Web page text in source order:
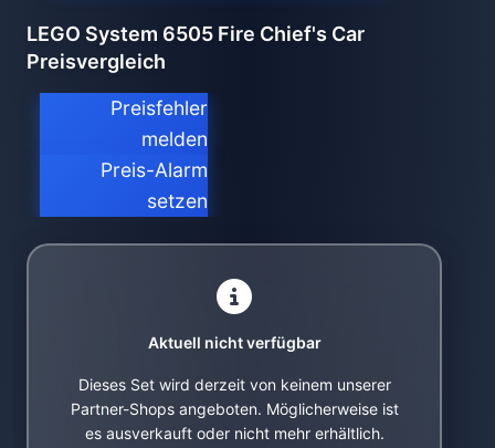
LEGO System 6505 Fire Chief's Car
Preisvergleich
Preisfehler
melden
Preis-Alarm
setzen
Aktuell nicht verfügbar
Dieses Set wird derzeit von keinem unserer
Partner-Shops angeboten. Möglicherweise ist
es ausverkauft oder nicht mehr erhältlich.